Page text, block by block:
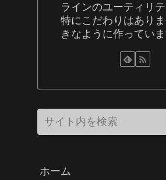
ラインのユーティリ
特にこだわりはあり
きなように作っていま
ホーム